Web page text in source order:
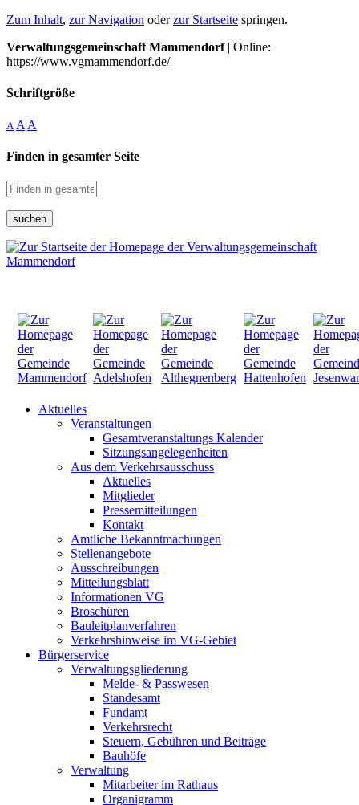
Zum Inhalt, zur Navigation oderzur Startseite springen.
Verwaltungsgemeinschaft Mammendorf| Online:
https://www.vgmammendorf.de/
Schriftgröße
A A A
Finden in gesamter Seite
suchen
Aktuelles
Veranstaltungen
Gesamtveranstaltungs Kalender
Sitzungsangelegenheiten
Aus dem Verkehrsausschuss
Aktuelles
Mitglieder
Pressemitteilungen
Kontakt
Amtliche Bekanntmachungen
Stellenangebote
Ausschreibungen
Mitteilungsblatt
Informationen VG
Broschüren
Bauleitplanverfahren
Verkehrshinweise im VG-Gebiet
Bürgerservice
Verwaltungsgliederung
Melde- & Passwesen
Standesamt
Fundamt
Verkehrsrecht
Steuern, Gebühren und Beiträge
Bauhöfe
Verwaltung
Mitarbeiter im Rathaus
Organigramm